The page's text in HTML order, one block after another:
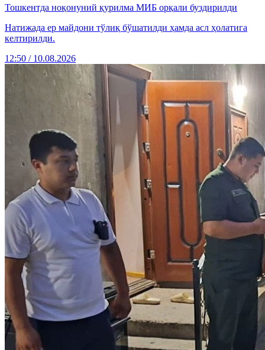
Тошкентда ноқонуний қурилма МИБ орқали буздирилди
Натижада ер майдони тўлиқ бўшатилди ҳамда асл ҳолатига
келтирилди.
12:50 / 10.08.2026